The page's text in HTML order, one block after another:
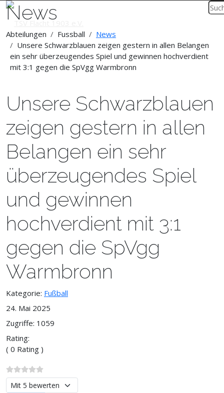
News
Abteilungen Fussball
News
Unsere Schwarzblauen zeigen gestern in allen Belangen
ein sehr überzeugendes Spiel und gewinnen hochverdient
mit 3:1 gegen die SpVgg Warmbronn
Unsere Schwarzblauen
zeigen gestern in allen
Belangen ein sehr
überzeugendes Spiel
und gewinnen
hochverdient mit 3:1
gegen die SpVgg
Warmbronn
Kategorie: Fußball
24. Mai 2025
Zugriffe: 1059
Rating:
( 0 Rating )
Bitte bewerten